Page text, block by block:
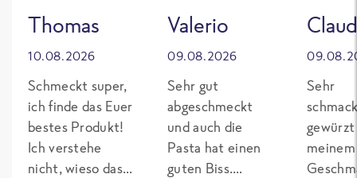
Thomas
10.08.2026
Schmeckt super,
ich finde das Euer
bestes Produkt!
Ich verstehe
nicht, wieso das
Valerio
09.08.2026
Sehr gut
abgeschmeckt
und auch die
Pasta hat einen
guten Biss.
Sehr
meinem